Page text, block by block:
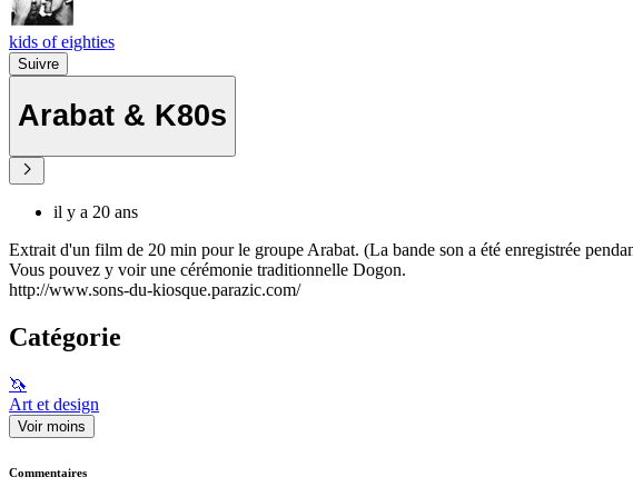
kids of eighties
Suivre
Arabat & K80s
il y a 20 ans
Extrait d'un film de 20 min pour le groupe Arabat. (La bande son a été enregistrée
Vous pouvez y voir une cérémonie traditionnelle Dogon.
http://www.sons-du-kiosque.parazic.com/
Catégorie
🦄
Art et design
Voir moins
Commentaires